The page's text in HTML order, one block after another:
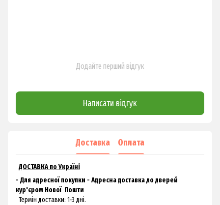
Додайте перший відгук
Написати відгук
Доставка Оплата
ДОСТАВКА по Україні
- Для адресної покупки - Адресна доставка до дверей
кур'єром Нової Пошти
Термін доставки: 1-3 дні.